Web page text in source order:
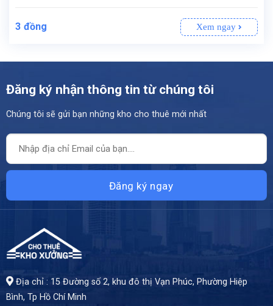
3 đồng Xem ngay
Đăng ký nhận thông tin từ chúng tôi
Chúng tôi sẽ gửi bạn những kho cho thuê mới nhất
Địa chỉ : 15 Đường số 2, khu đô thị Vạn Phúc, Phường Hiệp
Bình, Tp Hồ Chí Minh